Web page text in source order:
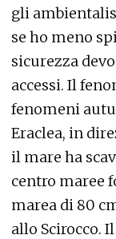
gli
se ho meno
sicurezza
accessi. Il
fenomeni
Eraclea, in
il mare ha
centro maree
marea di 80
allo Scirocco.